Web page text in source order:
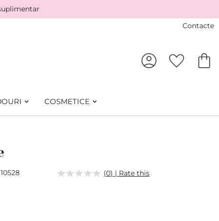
Contacte
COSMETICE
10528 (0) | Rate this